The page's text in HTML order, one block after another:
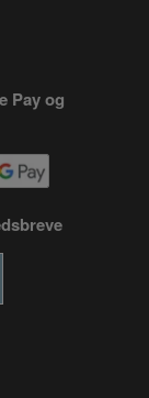
Pay og